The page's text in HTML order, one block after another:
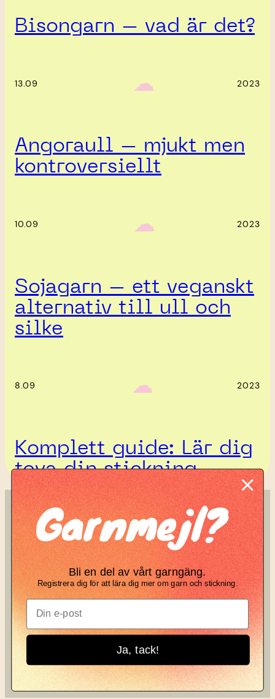
Bisongarn – vad är det?
13.09 ‎ ‎‎ ☁︎‎‎ 2023
Angoraull – mjukt men
kontroversiellt
10.09 ‎ ‎‎ ☁︎‎‎ 2023
Sojagarn – ett veganskt
alternativ till ull och
silke
8.09 ‎ ‎‎ ☁︎‎‎ 2023
Komplett guide: Lär dig
tova din stickning
SÖK
Search
KNIT KNOT
Manifesto
Garnbrev
Knit Knot
Garnmejl?
Bli en del av vårt garngäng.
Registrera dig för att lära dig mer om garn och stickning.
Ja, tack!